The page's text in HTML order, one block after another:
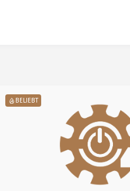
BELIEBT